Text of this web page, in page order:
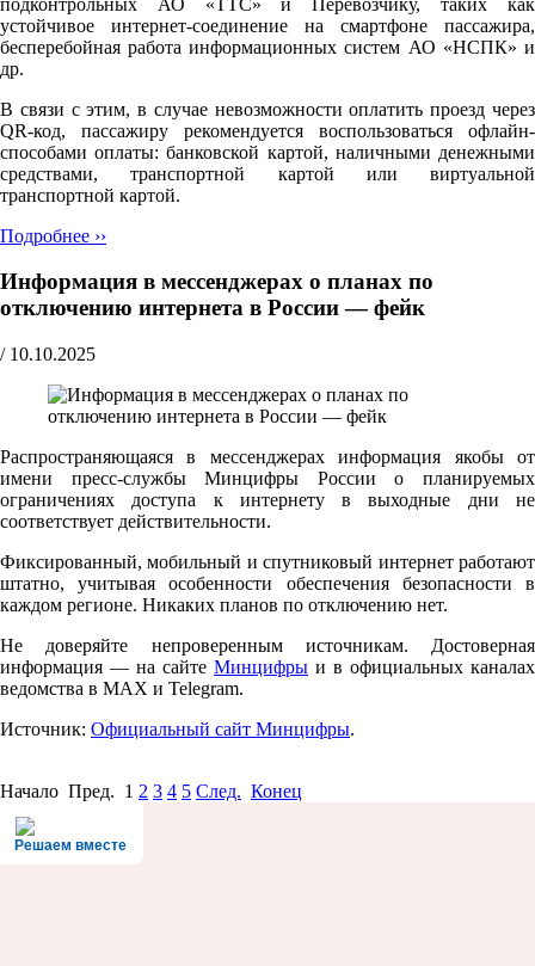
устойчивое интернет-соединение на смартфоне пассажира,
бесперебойная работа информационных систем АО «НСПК» и
др.
В связи с этим, в случае невозможности оплатить проезд через
QR-код, пассажиру рекомендуется воспользоваться офлайн-
способами оплаты: банковской картой, наличными денежными
средствами, транспортной картой или виртуальной
транспортной картой.
Подробнее ››
Информация в мессенджерах о планах по
отключению интернета в России — фейк
/ 10.10.2025
Распространяющаяся в мессенджерах информация якобы от
имени пресс-службы Минцифры России о планируемых
ограничениях доступа к интернету в выходные дни не
соответствует действительности.
Фиксированный, мобильный и спутниковый интернет работают
штатно, учитывая особенности обеспечения безопасности в
каждом регионе. Никаких планов по отключению нет.
Не доверяйте непроверенным источникам. Достоверная
информация — на сайте Минцифры и в официальных каналах
ведомства в MAX и Telegram.
Источник: Официальный сайт Минцифры.
Начало Пред. 1 2 3 4 5 След. Конец
Решаем вместе